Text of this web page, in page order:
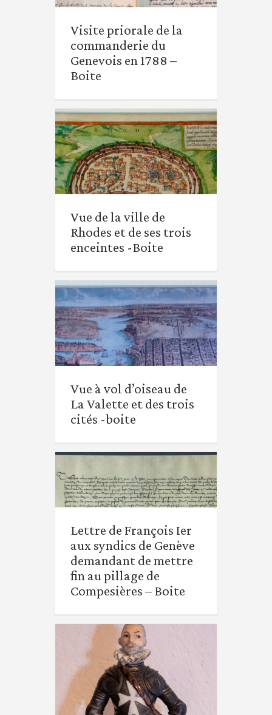
Visite priorale de la
commanderie du
Genevois en 1788 –
Boite
Visite priorale de la
commanderie du
Genevois en 1788 –
Boite
Vue de la ville de Rhodes
-Boite
Vue de la ville de
Rhodes et de ses trois
enceintes -Boite
Vue à vol d’oiseau de La
-boite
Vue à vol d’oiseau de
La Valette et des trois
cités -boite
Lettre de François Ier
aux syndics de Genève
demandant de mettre
fin au pillage de
Compesières – Boite
Lettre de François Ier
aux syndics de Genève
demandant de mettre
fin au pillage de
Compesières – Boite